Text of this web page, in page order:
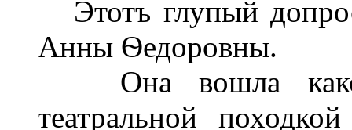
Этотъ глупый
Анны Ѳедоровны.
Она вошла какой-
театральной